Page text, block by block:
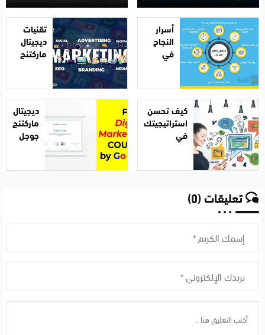
أسرار
النجاح
في
الحملات
على
جوجل
تقنيات
ديجيتال
ماركتنج
منافسيك
على
جوجل كيف تحسن
استراتيجيتك
في
التسويق عبر
ديجيتال
ماركتنج
جوجل
تعليقات (0)